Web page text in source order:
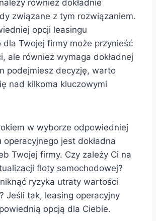
również dokładnie
związane z tym rozwiązaniem.
opcji leasingu
dla Twojej firmy może przynieść
ale również wymaga dokładnej
podejmiesz decyzję, warto
nad kilkoma kluczowymi
w wyborze odpowiedniej
operacyjnego jest dokładna
Twojej firmy. Czy zależy Ci na
floty samochodowej?
ryzyka utraty wartości
Jeśli tak, leasing operacyjny
opcją dla Ciebie.